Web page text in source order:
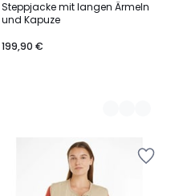
Steppjacke mit langen Ärmeln
und Kapuze
199,90 €
Farben